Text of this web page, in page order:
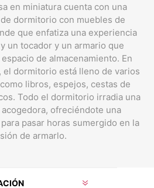
en miniatura cuenta con una
dormitorio con muebles de
que enfatiza una experiencia
un tocador y un armario que
de almacenamiento. En
el dormitorio está lleno de varios
libros, espejos, cestas de
Todo el dormitorio irradia una
ofreciéndote una
pasar horas sumergido en la
de armarlo.